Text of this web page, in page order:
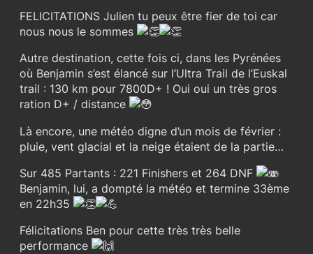
FELICITATIONS Julien tu peux être fier de toi car
nous nous le sommes
Autre destination, cette fois ci, dans les Pyrénées
où Benjamin s’est élancé sur l’Ultra Trail de l’Euskal
trail : 130 km pour 7800D+ ! Oui oui un très gros
ration D+ / distance
Là encore, une météo digne d’un mois de février :
pluie, vent glacial et la neige étaient de la partie…
Sur 485 Partants : 221 Finishers et 264 DNF
Benjamin, lui, a dompté la météo et termine 33ème
en 22h35
Félicitations Ben pour cette très très belle
performance